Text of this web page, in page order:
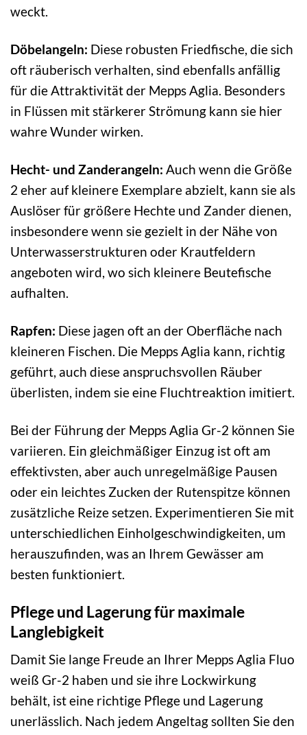
weckt.
Döbelangeln: Diese robusten Friedfische, die sich
oft räuberisch verhalten, sind ebenfalls anfällig
für die Attraktivität der Mepps Aglia. Besonders
in Flüssen mit stärkerer Strömung kann sie hier
wahre Wunder wirken.
Hecht- und Zanderangeln: Auch wenn die Größe
2 eher auf kleinere Exemplare abzielt, kann sie als
Auslöser für größere Hechte und Zander dienen,
insbesondere wenn sie gezielt in der Nähe von
Unterwasserstrukturen oder Krautfeldern
angeboten wird, wo sich kleinere Beutefische
aufhalten.
Rapfen: Diese jagen oft an der Oberfläche nach
kleineren Fischen. Die Mepps Aglia kann, richtig
geführt, auch diese anspruchsvollen Räuber
überlisten, indem sie eine Fluchtreaktion imitiert.
Bei der Führung der Mepps Aglia Gr-2 können Sie
variieren. Ein gleichmäßiger Einzug ist oft am
effektivsten, aber auch unregelmäßige Pausen
oder ein leichtes Zucken der Rutenspitze können
zusätzliche Reize setzen. Experimentieren Sie mit
unterschiedlichen Einholgeschwindigkeiten, um
herauszufinden, was an Ihrem Gewässer am
besten funktioniert.
Pflege und Lagerung für maximale
Langlebigkeit
Damit Sie lange Freude an Ihrer Mepps Aglia Fluo
weiß Gr-2 haben und sie ihre Lockwirkung
behält, ist eine richtige Pflege und Lagerung
unerlässlich. Nach jedem Angeltag sollten Sie den